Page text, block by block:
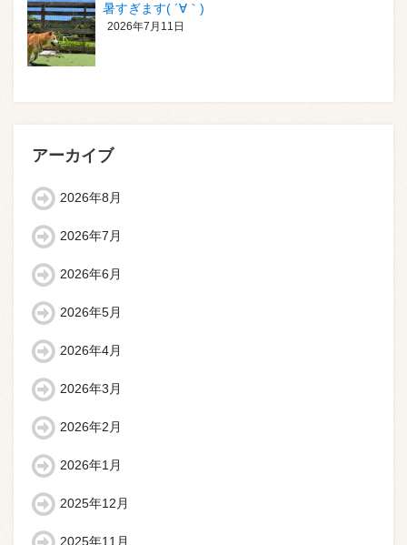
暑すぎます( ´∀｀)
2026年7月11日
アーカイブ
2026年8月
2026年7月
2026年6月
2026年5月
2026年4月
2026年3月
2026年2月
2026年1月
2025年12月
2025年11月